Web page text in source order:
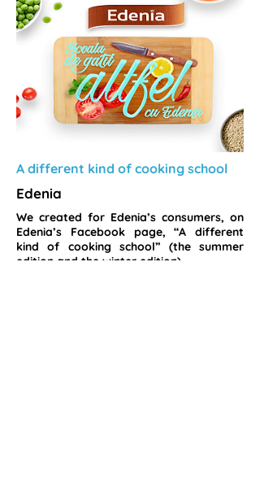
A different kind of cooking school
Edenia
We created for Edenia’s consumers, on
Edenia’s Facebook page, “A different
kind of cooking school” (the summer
edition and the winter edition).